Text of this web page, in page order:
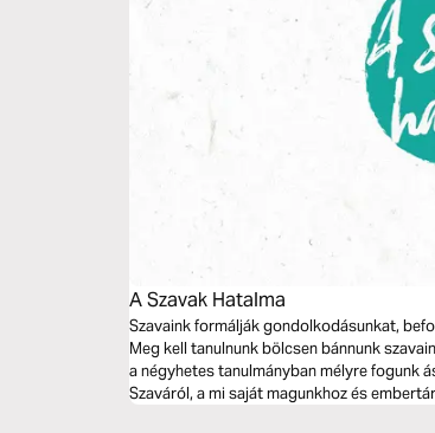
A Szavak Hatalma
Szavaink formálják gondolkodásunkat,
Meg kell tanulnunk bölcsen bánnunk
a négyhetes tanulmányban mélyre fogunk
Szaváról, a mi saját magunkhoz és